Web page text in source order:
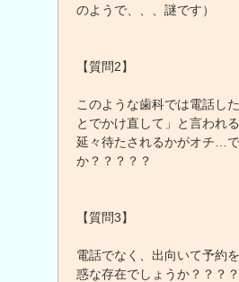
のようで、、、謎です）
【質問2】
このような歯科では電話し
とでかけ直して」と言われ
延々待たされるかがオチ…
か？？？？？
【質問3】
電話でなく、出向いて予約
惑な存在でしょうか？？？